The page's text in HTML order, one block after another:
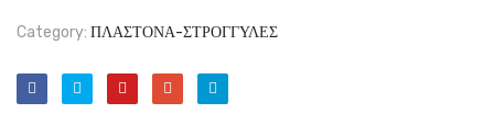
Category: ΠΛΑΣΤΟΝΑ-ΣΤΡΟΓΓΥΛΕΣ